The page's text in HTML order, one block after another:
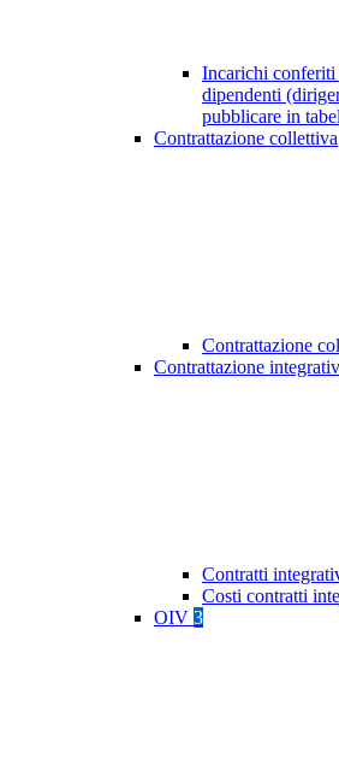
Incarichi conferiti
dipendenti
pubblicare in
Contrattazione collettiva
Contrattazione
Contrattazione
Contratti
Costi contratti
OIV 3